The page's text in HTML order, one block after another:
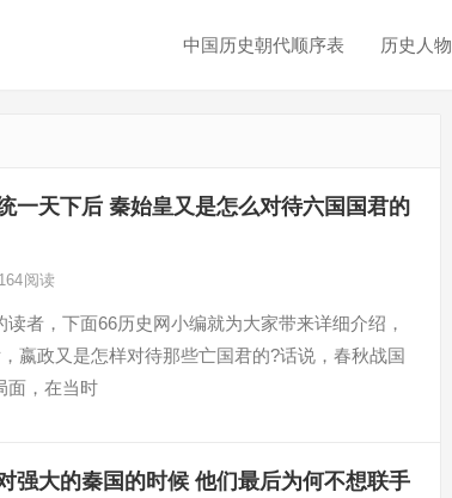
中国历史朝代顺序表 历史人物
一天下后 秦始皇又是怎么对待六国国君的
164阅读
者，下面66历史网小编就为大家带来详细介绍，
嬴政又是怎样对待那些亡国君的?话说，春秋战国
面，在当时
强大的秦国的时候 他们最后为何不想联手